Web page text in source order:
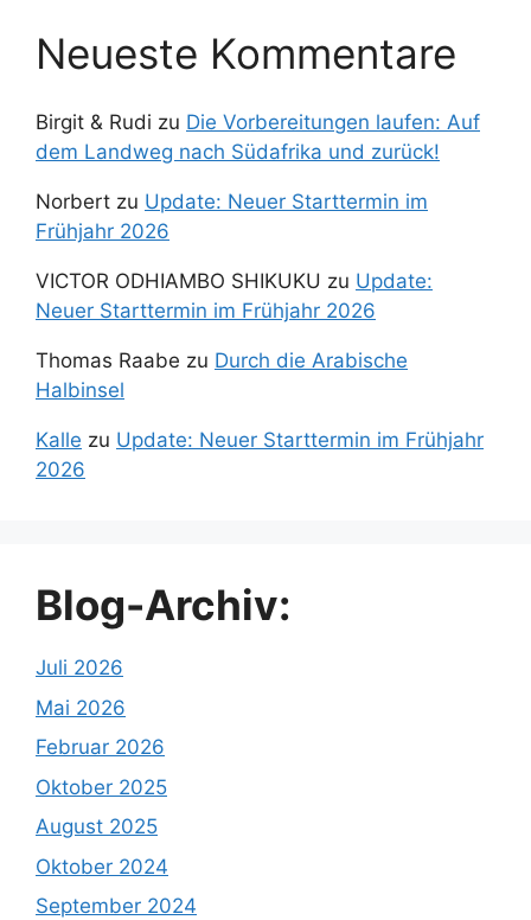
Neueste Kommentare
Birgit & Rudi zu Die Vorbereitungen laufen: Auf
dem Landweg nach Südafrika und zurück!
Norbert zu Update: Neuer Starttermin im
Frühjahr 2026
VICTOR ODHIAMBO SHIKUKU zu Update:
Neuer Starttermin im Frühjahr 2026
Thomas Raabe zu Durch die Arabische
Halbinsel
Kalle zu Update: Neuer Starttermin im Frühjahr
2026
Blog-Archiv:
Juli 2026
Mai 2026
Februar 2026
Oktober 2025
August 2025
Oktober 2024
September 2024